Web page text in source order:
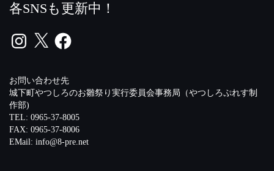
各SNSも更新中！
Instagram
X Facebook
お問い合わせ先
城下町やつしろのお雛祭り実行委員会事務局（やつしろぷれす制
作部)
TEL: 0965-37-8005
FAX: 0965-37-8006
EMail: info@8-pre.net